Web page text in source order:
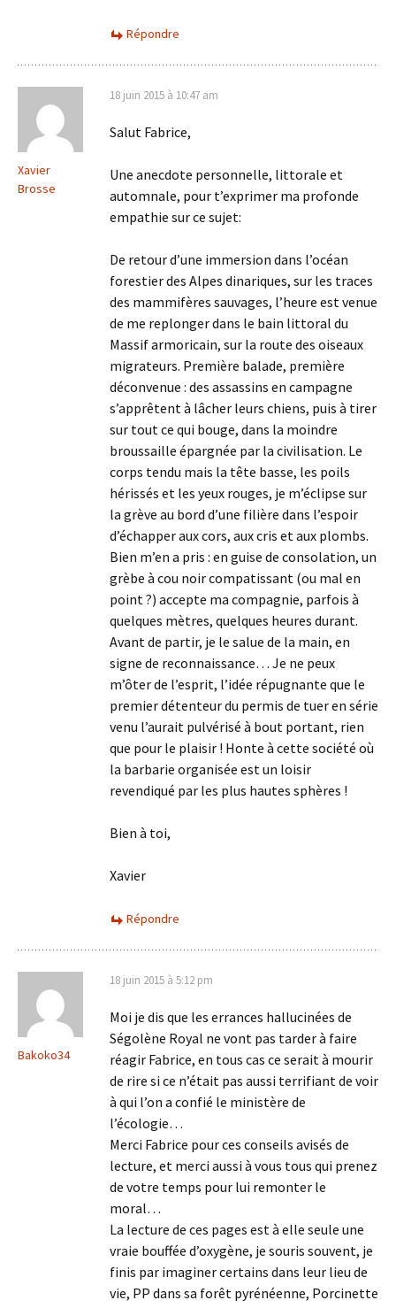
Répondre
Xavier
Brosse
18 juin 2015 à 10:47 am
Salut Fabrice,
Une anecdote personnelle, littorale et
automnale, pour t’exprimer ma profonde
empathie sur ce sujet:
De retour d’une immersion dans l’océan
forestier des Alpes dinariques, sur les traces
des mammifères sauvages, l’heure est venue
de me replonger dans le bain littoral du
Massif armoricain, sur la route des oiseaux
migrateurs. Première balade, première
déconvenue : des assassins en campagne
s’apprêtent à lâcher leurs chiens, puis à tirer
sur tout ce qui bouge, dans la moindre
broussaille épargnée par la civilisation. Le
corps tendu mais la tête basse, les poils
hérissés et les yeux rouges, je m’éclipse sur
la grève au bord d’une filière dans l’espoir
d’échapper aux cors, aux cris et aux plombs.
Bien m’en a pris : en guise de consolation, un
grèbe à cou noir compatissant (ou mal en
point ?) accepte ma compagnie, parfois à
quelques mètres, quelques heures durant.
Avant de partir, je le salue de la main, en
signe de reconnaissance… Je ne peux
m’ôter de l’esprit, l’idée répugnante que le
premier détenteur du permis de tuer en série
venu l’aurait pulvérisé à bout portant, rien
que pour le plaisir ! Honte à cette société où
la barbarie organisée est un loisir
revendiqué par les plus hautes sphères !
Bien à toi,
Xavier
Répondre
Bakoko34
18 juin 2015 à 5:12 pm
Moi je dis que les errances hallucinées de
Ségolène Royal ne vont pas tarder à faire
réagir Fabrice, en tous cas ce serait à mourir
de rire si ce n’était pas aussi terrifiant de voir
à qui l’on a confié le ministère de
l’écologie…
Merci Fabrice pour ces conseils avisés de
lecture, et merci aussi à vous tous qui prenez
de votre temps pour lui remonter le
moral…
La lecture de ces pages est à elle seule une
vraie bouffée d’oxygène, je souris souvent, je
finis par imaginer certains dans leur lieu de
vie, PP dans sa forêt pyrénéenne, Porcinette